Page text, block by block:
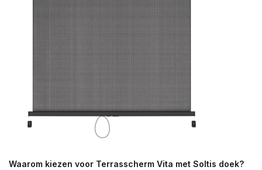
Waarom kiezen voor Terrasscherm Vita met Soltis doek?